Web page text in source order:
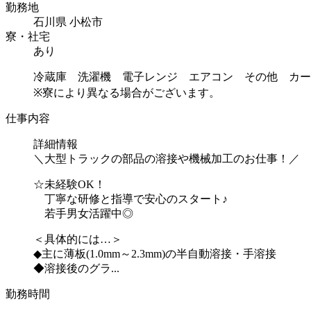
勤務地
石川県 小松市
寮・社宅
あり
冷蔵庫 洗濯機 電子レンジ エアコン その他 カー
※寮により異なる場合がございます。
仕事内容
詳細情報
＼大型トラックの部品の溶接や機械加工のお仕事！／
☆未経験OK！
丁寧な研修と指導で安心のスタート♪
若手男女活躍中◎
＜具体的には…＞
◆主に薄板(1.0mm～2.3mm)の半自動溶接・手溶接
◆溶接後のグラ...
勤務時間